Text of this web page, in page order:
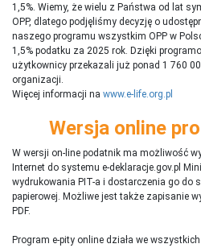
1,5%. Wiemy, że wielu z Państwa od lat
OPP, dlatego podjęliśmy decyzję o
naszego programu wszystkim OPP w
1,5% podatku za 2025 rok. Dzięki
użytkownicy przekazali już ponad 1 760
organizacji.
Więcej informacji na www.e-life.org.pl
Wersja online
W wersji on-line podatnik ma możliwość
Internet do systemu e-deklaracje.gov.pl
wydrukowania PIT-a i dostarczenia go do
papierowej. Możliwe jest także zapisanie
PDF.
Program e-pity online działa we